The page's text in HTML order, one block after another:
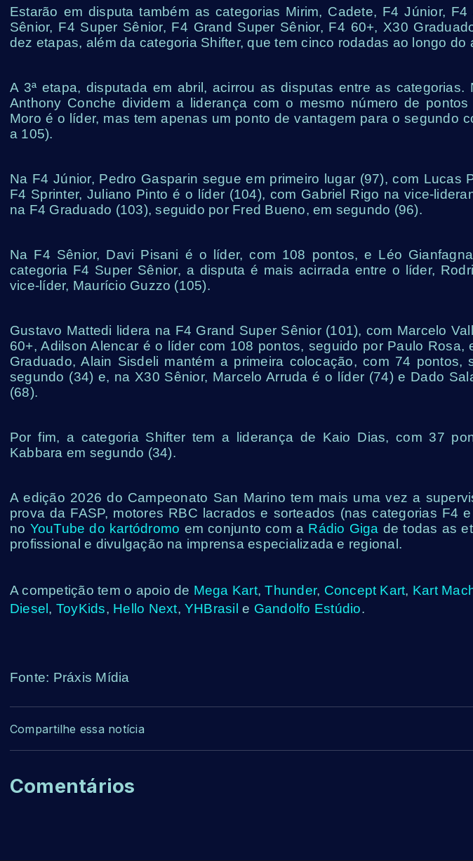
Estarão em disputa também as categorias Mirim, Cadete, F4 Júnior,
Sênior, F4 Super Sênior, F4 Grand Super Sênior, F4 60+, X30
dez etapas, além da categoria Shifter, que tem cinco rodadas ao longo do
A 3ª etapa, disputada em abril, acirrou as disputas entre as categorias.
Anthony Conche dividem a liderança com o mesmo número de
Moro é o líder, mas tem apenas um ponto de vantagem para o segundo
a 105).
Na F4 Júnior, Pedro Gasparin segue em primeiro lugar (97), com Lucas
F4 Sprinter, Juliano Pinto é o líder (104), com Gabriel Rigo na vice-
na F4 Graduado (103), seguido por Fred Bueno, em segundo (96).
Na F4 Sênior, Davi Pisani é o líder, com 108 pontos, e Léo
categoria F4 Super Sênior, a disputa é mais acirrada entre o líder,
vice-líder, Maurício Guzzo (105).
Gustavo Mattedi lidera na F4 Grand Super Sênior (101), com Marcelo
60+, Adilson Alencar é o líder com 108 pontos, seguido por Paulo Rosa,
Graduado, Alain Sisdeli mantém a primeira colocação, com 74 pontos,
segundo (34) e, na X30 Sênior, Marcelo Arruda é o líder (74) e Dado
(68).
Por fim, a categoria Shifter tem a liderança de Kaio Dias, com 37
Kabbara em segundo (34).
A edição 2026 do Campeonato San Marino tem mais uma vez a
prova da FASP, motores RBC lacrados e sorteados (nas categorias F4
no YouTube do kartódromo em conjunto com a Rádio Giga de todas as
profissional e divulgação na imprensa especializada e regional.
A competição tem o apoio de Mega Kart,Thunder, Concept Kart, Kart
Diesel , ToyKids, Hello Next, YHBrasil e Gandolfo Estúdio.
Fonte: Práxis Mídia
Compartilhe essa notícia
Comentários